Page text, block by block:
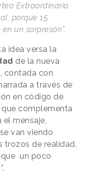
Extraordinario
porque 15
un sorpresón”.
idea versa la
de la nueva
contada con
a través de
en código de
que complementa
el mensaje,
van viendo
trozos de realidad,
un poco